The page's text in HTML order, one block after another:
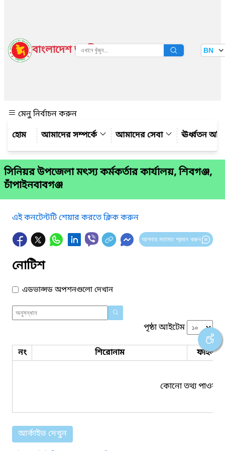
বাংলাদেশ জাতীয় তথ্য বাতায়ন BN
মেনু নির্বাচন করুন
আমাদের সম্পর্কে
আমাদের সেবা ঊর্ধ্বতন
সিনিয়র উপজেলা মৎস্য কর্মকর্তার কার্যালয়, শিবগঞ্জ,
চাঁপাইনবাবগঞ্জ
এই কনটেন্টটি শেয়ার করতে ক্লিক করুন
আপনার মতামত প্রদান করুন
নোটিশ
এডভান্সড অপশনগুলো দেখান
পৃষ্ঠা আইটেম
নং শিরোনাম ফাইল
কোনো তথ্য পাওয়া
আর্কাইভ দেখুন